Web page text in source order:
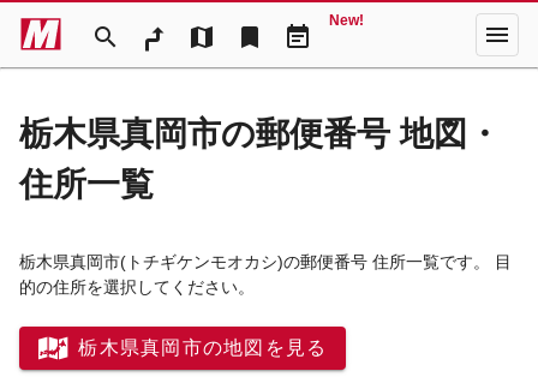
search map bookmark event_note
New! menu
栃木県真岡市の郵便番号 地図・
住所一覧
栃木県真岡市(トチギケンモオカシ)の郵便番号 住所一覧です。 目
的の住所を選択してください。
栃木県真岡市の地図を見る